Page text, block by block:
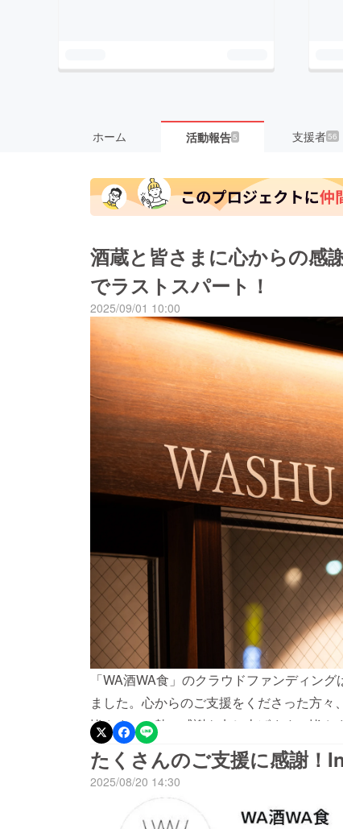
ホーム 活動報告5 支援者56
酒蔵と皆さまに心からの感
でラストスパート！
2025/09/01 10:00
「WA酒WA食」のクラウドファンディン
ました。心からのご支援をくださった方
皆さまに、熱い感謝を申し上げます。皆さ
ました。この力を必ず形にし、日本酒をも
つくりあげます。酒蔵とお客様をつなぐ新
ここに誓います。「WA酒WA食」は田町駅
まる大きな挑戦に、ぜひ立ち会ってくだ
たくさんのご支援に感謝！
2025/08/20 14:30